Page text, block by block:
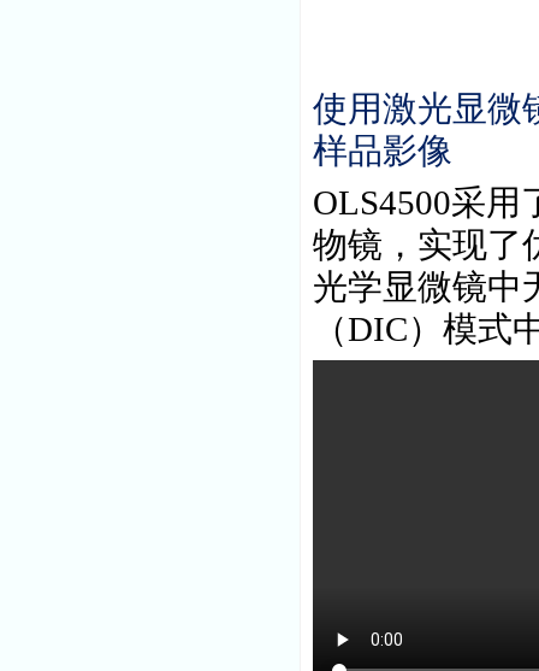
使用激光显微
样品影像
OLS4500采用
物镜， 实现了
光学显微镜中
（DIC）模式